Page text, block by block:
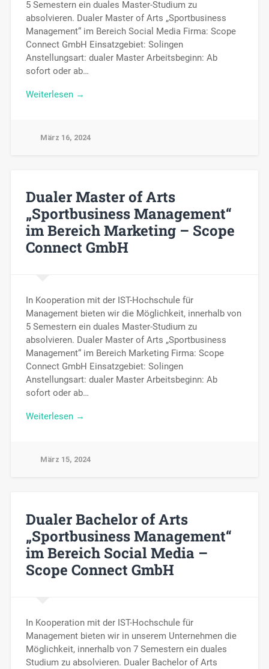
5 Semestern ein duales Master-Studium zu
absolvieren. Dualer Master of Arts „Sportbusiness
Management“ im Bereich Social Media Firma: Scope
Connect GmbH Einsatzgebiet: Solingen
Anstellungsart: dualer Master Arbeitsbeginn: Ab
sofort oder ab…
Weiterlesen →
März 16, 2024
Dualer Master of Arts
„Sportbusiness Management“
im Bereich Marketing – Scope
Connect GmbH
In Kooperation mit der IST-Hochschule für
Management bieten wir die Möglichkeit, innerhalb von
5 Semestern ein duales Master-Studium zu
absolvieren. Dualer Master of Arts „Sportbusiness
Management“ im Bereich Marketing Firma: Scope
Connect GmbH Einsatzgebiet: Solingen
Anstellungsart: dualer Master Arbeitsbeginn: Ab
sofort oder ab…
Weiterlesen →
März 15, 2024
Dualer Bachelor of Arts
„Sportbusiness Management“
im Bereich Social Media –
Scope Connect GmbH
In Kooperation mit der IST-Hochschule für
Management bieten wir in unserem Unternehmen die
Möglichkeit, innerhalb von 7 Semestern ein duales
Studium zu absolvieren. Dualer Bachelor of Arts